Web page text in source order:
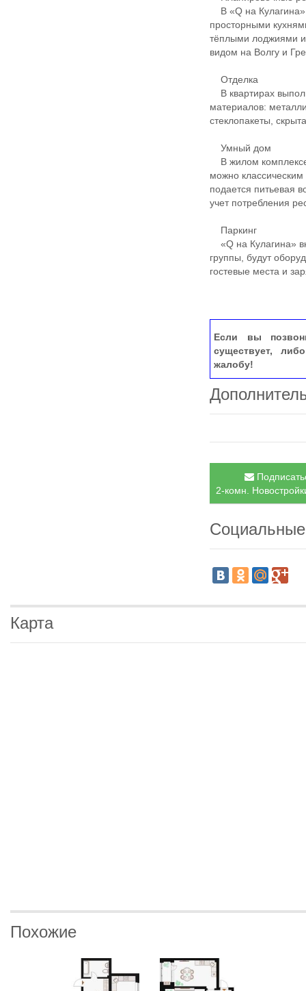
В «Q на Кулагина»
просторными
тёплыми лоджиями и
видом на Волгу и
Отделка
В квартирах
материалов:
стеклопакеты,
Умный дом
В жилом комплексе
можно
подается питьевая
учет потребления
Паркинг
«Q на Кулагина»
группы, будут
гостевые места и
Если вы
существует,
жалобу!
2-комн.
Карта
Похожие